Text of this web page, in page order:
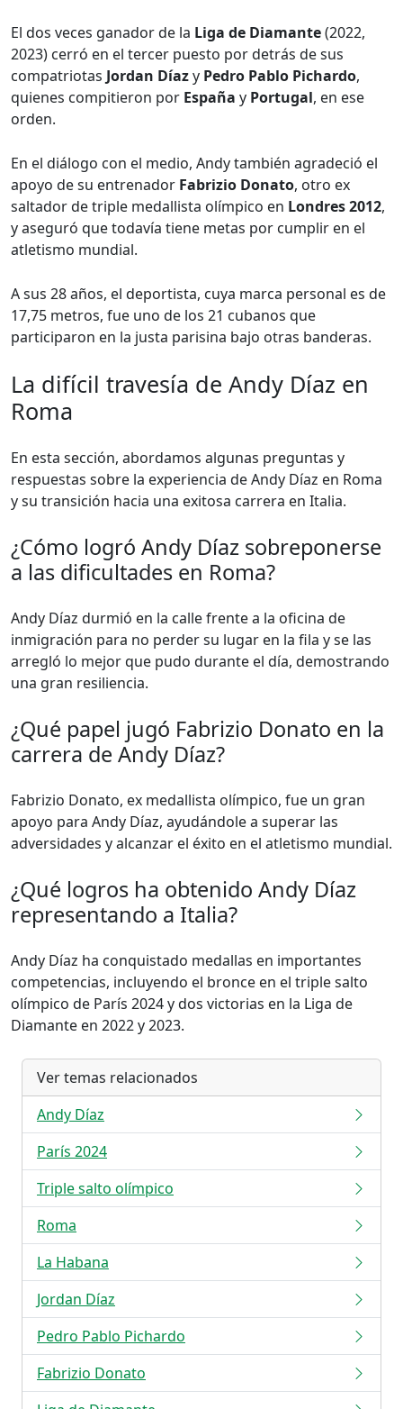
El dos veces ganador de la Liga de Diamante(2022,
2023) cerró en el tercer puesto por detrás de sus
compatriotas Jordan Díazy Pedro Pablo Pichardo,
quienes compitieron por España y Portugal, en ese
orden.
En el diálogo con el medio, Andy también agradeció el
apoyo de su entrenador Fabrizio Donato, otro ex
saltador de triple medallista olímpico en Londres 2012,
y aseguró que todavía tiene metas por cumplir en el
atletismo mundial.
A sus 28 años, el deportista, cuya marca personal es de
17,75 metros, fue uno de los 21 cubanos que
participaron en la justa parisina bajo otras banderas.
La difícil travesía de Andy Díaz en
Roma
En esta sección, abordamos algunas preguntas y
respuestas sobre la experiencia de Andy Díaz en Roma
y su transición hacia una exitosa carrera en Italia.
¿Cómo logró Andy Díaz sobreponerse
a las dificultades en Roma?
Andy Díaz durmió en la calle frente a la oficina de
inmigración para no perder su lugar en la fila y se las
arregló lo mejor que pudo durante el día, demostrando
una gran resiliencia.
¿Qué papel jugó Fabrizio Donato en la
carrera de Andy Díaz?
Fabrizio Donato, ex medallista olímpico, fue un gran
apoyo para Andy Díaz, ayudándole a superar las
adversidades y alcanzar el éxito en el atletismo mundial.
¿Qué logros ha obtenido Andy Díaz
representando a Italia?
Andy Díaz ha conquistado medallas en importantes
competencias, incluyendo el bronce en el triple salto
olímpico de París 2024 y dos victorias en la Liga de
Diamante en 2022 y 2023.
Ver temas relacionados
Andy Díaz
París 2024
Triple salto olímpico
Roma
La Habana
Jordan Díaz
Pedro Pablo Pichardo
Fabrizio Donato